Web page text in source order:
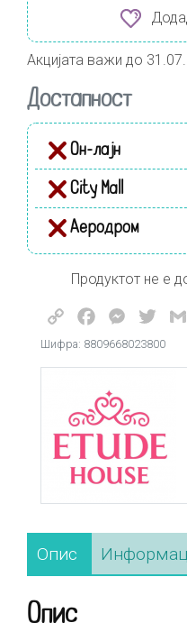
Акцијата важи до
Достапност
Он-лајн
City Mall
Аеродром
Продуктот не е
Copy
Link
Facebook
Шифра: 8809668023800
Опис
Опис